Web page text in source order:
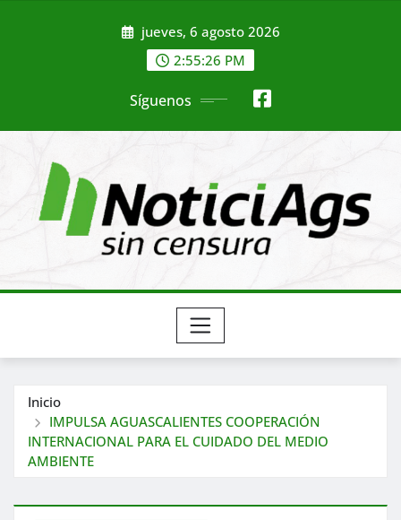
jueves, 6 agosto 2026
2:55:28 PM
Síguenos
Inicio
IMPULSA AGUASCALIENTES COOPERACIÓN
INTERNACIONAL PARA EL CUIDADO DEL MEDIO
AMBIENTE